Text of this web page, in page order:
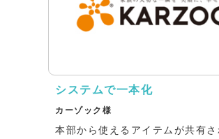
システムで一本化
カーゾック様
本部から使えるアイテムが共有さ